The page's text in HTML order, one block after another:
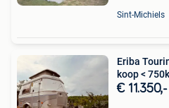
Sint-Michiels
Eriba
koop <
€ 11.350,-